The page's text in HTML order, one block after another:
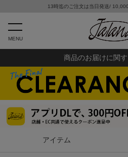
13時迄のご注文は当日発送/
MENU
商品のお届けに関
アイテム